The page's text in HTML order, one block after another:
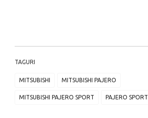
TAGURI
MITSUBISHI MITSUBISHI PAJERO
MITSUBISHI PAJERO SPORT PAJERO SPORT